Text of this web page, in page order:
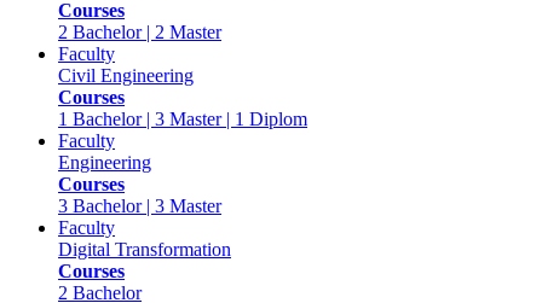
Courses
2 Bachelor | 2 Master
Faculty
Civil Engineering
Courses
1 Bachelor | 3 Master | 1 Diplom
Faculty
Engineering
Courses
3 Bachelor | 3 Master
Faculty
Digital Transformation
Courses
2 Bachelor